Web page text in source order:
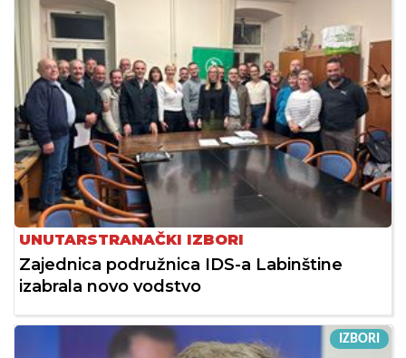
UNUTARSTRANAČKI IZBORI
Zajednica podružnica IDS-a Labinštine
izabrala novo vodstvo
IZBORI